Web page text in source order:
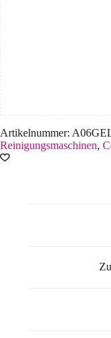
Artikelnummer:
Reinigungsmaschinen,